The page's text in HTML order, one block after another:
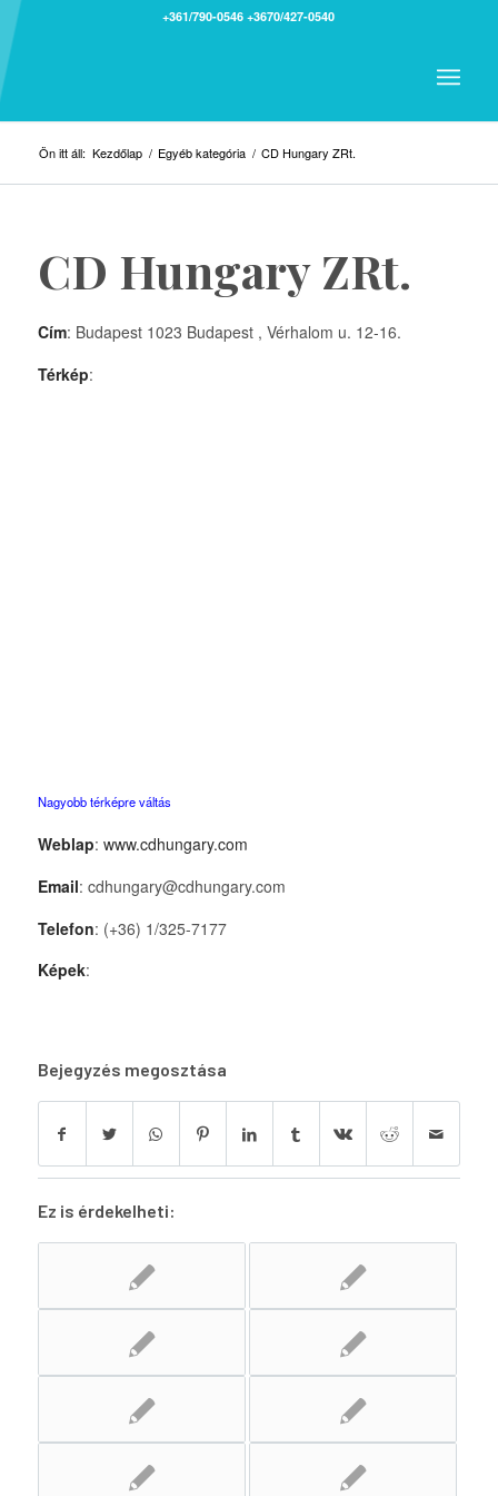
+361/790-0546 +3670/427-0540
Ön itt áll: Kezdőlap / Egyéb kategória / CD Hungary ZRt.
CD Hungary ZRt.
Cím: Budapest 1023 Budapest , Vérhalom u. 12-16.
Térkép:
Nagyobb térképre váltás
Weblap: www.cdhungary.com
Email: cdhungary@cdhungary.com
Telefon: (+36) 1/325-7177
Képek:
Bejegyzés megosztása
Ez is érdekelheti: